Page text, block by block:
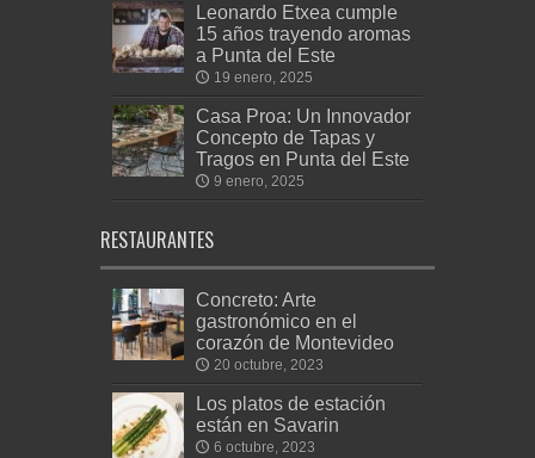
Leonardo Etxea cumple
15 años trayendo aromas
a Punta del Este
19 enero, 2025
Casa Proa: Un Innovador
Concepto de Tapas y
Tragos en Punta del Este
9 enero, 2025
RESTAURANTES
Concreto: Arte
gastronómico en el
corazón de Montevideo
20 octubre, 2023
Los platos de estación
están en Savarin
6 octubre, 2023